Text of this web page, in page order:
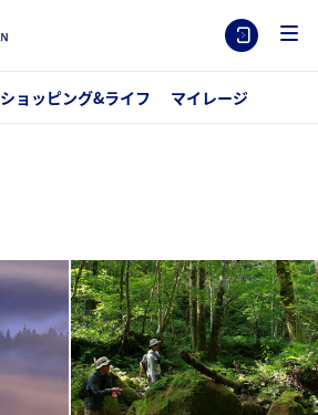
ショッピング&ライフ マイレージ